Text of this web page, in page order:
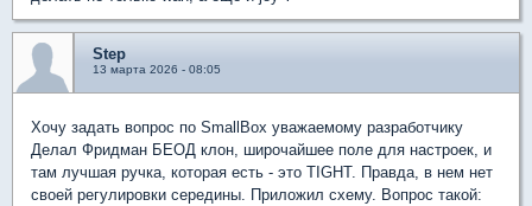
Step
13 марта 2026 - 08:05
Хочу задать вопрос по SmallBox уважаемому разработчику
Делал Фридман БЕОД клон, широчайшее поле для настроек, и
там лучшая ручка, которая есть - это TIGHT. Правда, в нем нет
своей регулировки середины. Приложил схему. Вопрос такой: